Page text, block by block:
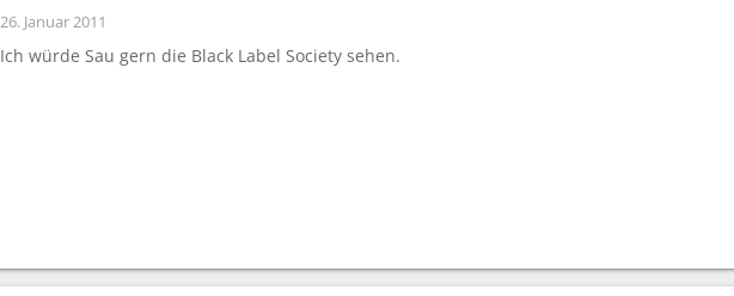
26. Januar 2011
Ich würde Sau gern die Black Label Society sehen.